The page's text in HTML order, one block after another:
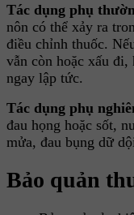
Tác dụng phụ
nôn có thể xảy ra
điều chỉnh thuốc.
vẫn còn hoặc xấu
ngay lập tức.
Tác dụng phụ
đau họng hoặc sốt,
mửa, đau bụng dữ
Bảo quản